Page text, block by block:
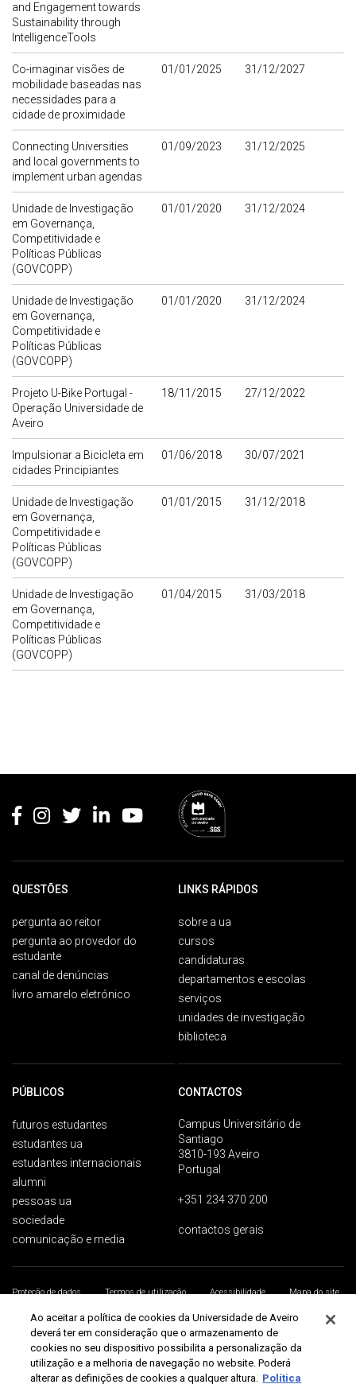
and Engagement towards
Sustainability through
IntelligenceTools
Co-imaginar visões de
mobilidade baseadas nas
necessidades para a
cidade de proximidade
01/01/2025 31/12/2027
Connecting Universities
and local governments to
implement urban agendas
01/09/2023 31/12/2025
Unidade de Investigação
em Governança,
Competitividade e
Políticas Públicas
(GOVCOPP)
01/01/2020 31/12/2024
Unidade de Investigação
em Governança,
Competitividade e
Políticas Públicas
(GOVCOPP)
01/01/2020 31/12/2024
Projeto U-Bike Portugal -
Operação Universidade de
Aveiro
18/11/2015 27/12/2022
Impulsionar a Bicicleta em
cidades Principiantes
01/06/2018 30/07/2021
Unidade de Investigação
em Governança,
Competitividade e
Políticas Públicas
(GOVCOPP)
01/01/2015 31/12/2018
Unidade de Investigação
em Governança,
Competitividade e
Políticas Públicas
(GOVCOPP)
01/04/2015 31/03/2018
QUESTÕES
pergunta ao reitor
pergunta ao provedor do
estudante
canal de denúncias
livro amarelo eletrónico
LINKS RÁPIDOS
sobre a ua
cursos
candidaturas
departamentos e escolas
serviços
unidades de investigação
biblioteca
PÚBLICOS
futuros estudantes
estudantes ua
estudantes internacionais
alumni
pessoas ua
sociedade
comunicação e media
CONTACTOS
Campus Universitário de
Santiago
3810-193 Aveiro
Portugal
+351 234 370 200
contactos gerais
Proteção de dados Termos de utilização Acessibilidade
Mapa do site
Universidade de Aveiro 2026
Ao aceitar a política de cookies da Universidade de Aveiro
deverá ter em consideração que o armazenamento de
cookies no seu dispositivo possibilita a personalização da
utilização e a melhoria de navegação no website. Poderá
alterar as definições de cookies a qualquer altura. Política